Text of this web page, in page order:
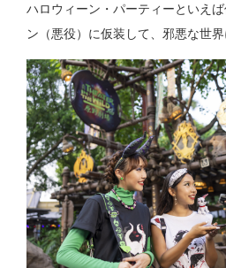
ハロウィーン・パーティーといえ
ン（悪役）に仮装して、邪悪な世